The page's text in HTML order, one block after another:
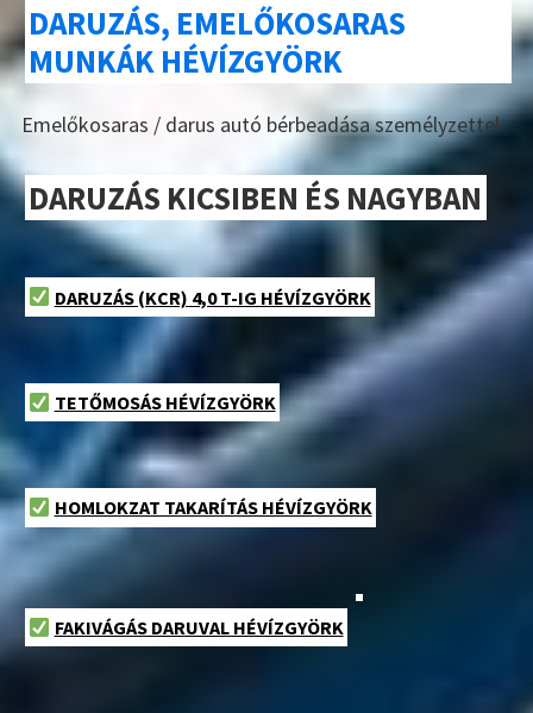
DARUZÁS, EMELŐKOSARAS
MUNKÁK HÉVÍZGYÖRK
Emelőkosaras / darus autó bérbeadása személyzettel.
DARUZÁS KICSIBEN ÉS NAGYBAN
DARUZÁS (KCR) 4,0 T-IG HÉVÍZGYÖRK
TETŐMOSÁS HÉVÍZGYÖRK
HOMLOKZAT TAKARÍTÁS HÉVÍZGYÖRK
FAKIVÁGÁS DARUVAL HÉVÍZGYÖRK